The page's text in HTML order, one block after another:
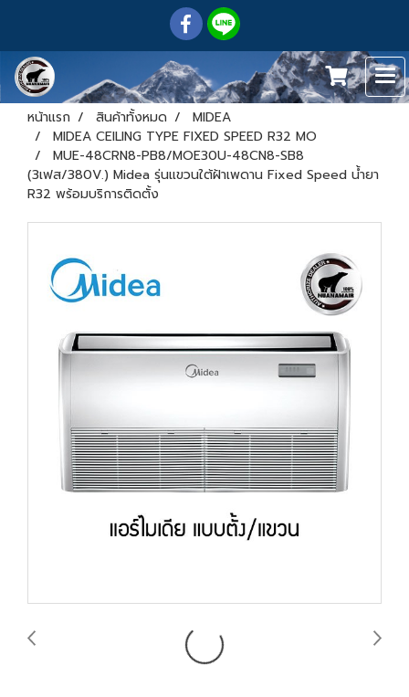
หน้าแรก สินค้าทั้งหมด
MIDEA
MIDEA CEILING TYPE FIXED SPEED R32 MO
MUE-48CRN8-PB8/MOE30U-48CN8-SB8
(3เฟส/380V.) Midea รุ่นแขวนใต้ฝ้าเพดาน Fixed Speed น้ำยา
R32 พร้อมบริการติดตั้ง